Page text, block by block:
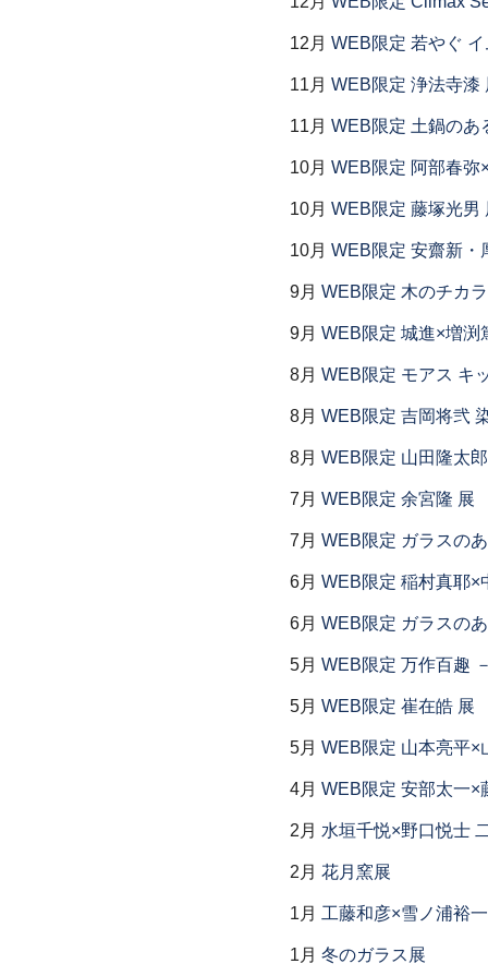
12月 WEB限定 若やぐ
11月 WEB限定 浄法寺漆
11月 WEB限定 土鍋のあ
10月 WEB限定 阿部春弥
10月 WEB限定 藤塚光男
10月 WEB限定 安齋新・
9月 WEB限定 木のチカ
9月 WEB限定 城進×増渕
8月 WEB限定 モアス キ
8月 WEB限定 吉岡将弐
8月 WEB限定 山田隆太
7月 WEB限定 余宮隆 展
7月 WEB限定 ガラスの
6月 WEB限定 稲村真耶×
6月 WEB限定 ガラスの
5月 WEB限定 万作百趣
5月 WEB限定 崔在皓 展
5月 WEB限定 山本亮平×
4月 WEB限定 安部太一×
2月 水垣千悦×野口悦士
2月 花月窯展
1月 工藤和彦×雪ノ浦裕
1月 冬のガラス展